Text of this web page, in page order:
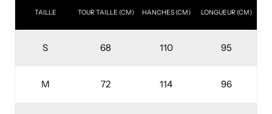
TAILLE TOUR TAILLE (CM) HANCHES(CM) LONGUEUR(CM)
S 68 110 95
M 72 114 96